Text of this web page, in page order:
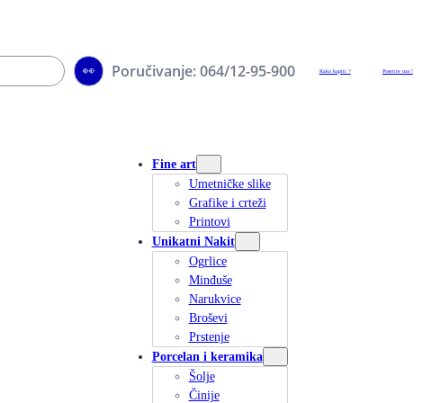
👀 Poručivanje: 064/12-95-900 Kako kupiti ? Posetite nas !
Fine art
Umetničke slike
Grafike i crteži
Printovi
Unikatni Nakit
Ogrlice
Minđuše
Narukvice
Broševi
Prstenje
Porcelan i keramika
Šolje
Činije